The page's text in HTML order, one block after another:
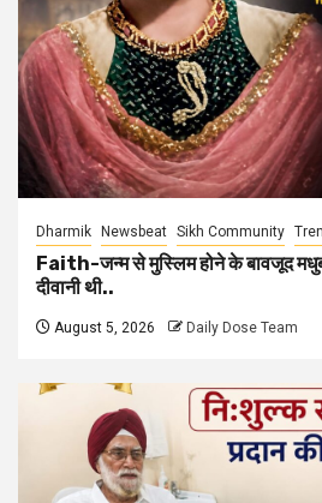
Dharmik Newsbeat Sikh Community
Faith-जन्म से मुस्लिम होने के बावजूद
दीवानी थी..
August 5, 2026 Daily Dose Team